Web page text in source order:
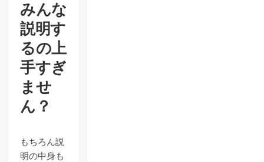
みんな
説明す
るの上
手すぎ
ませ
ん？
もちろん説
明の中身も